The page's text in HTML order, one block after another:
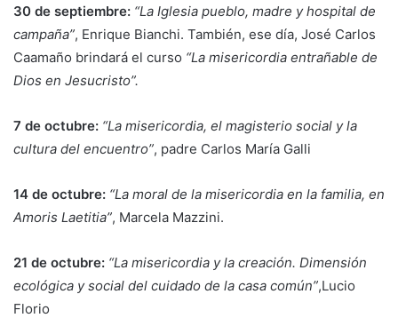
30 de septiembre: “La Iglesia pueblo, madre y hospital de
campaña”, Enrique Bianchi. También, ese día, José Carlos
Caamaño brindará el curso “La misericordia entrañable de
Dios en Jesucristo”.
7 de octubre: “La misericordia, el magisterio social y la
cultura del encuentro”, padre Carlos María Galli
14 de octubre: “La moral de la misericordia en la familia, en
Amoris Laetitia”, Marcela Mazzini.
21 de octubre: “La misericordia y la creación. Dimensión
ecológica y social del cuidado de la casa común”,Lucio
Florio